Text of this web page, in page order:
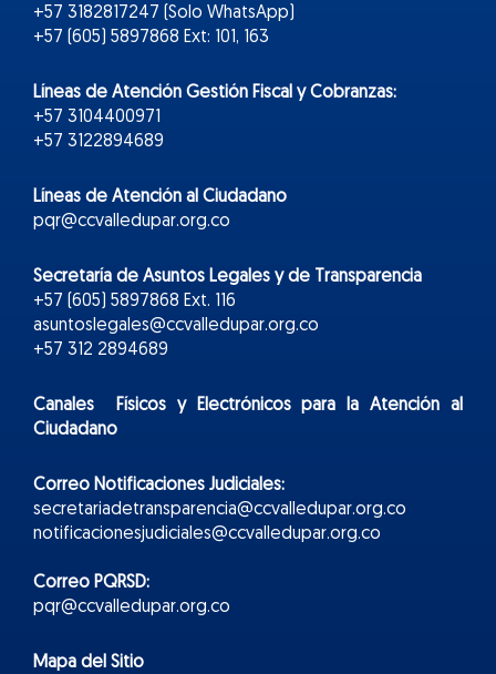
+57 3182817247 (Solo WhatsApp)
+57 (605) 5897868 Ext: 101, 163
Líneas de Atención Gestión Fiscal y Cobranzas:
+57 3104400971
+57 3122894689
Líneas de Atención al Ciudadano
pqr@ccvalledupar.org.co
Secretaría de Asuntos Legales y de Transparencia
+57 (605) 5897868 Ext. 116
asuntoslegales@ccvalledupar.org.co
+57 312 2894689
Canales Físicos yElectrónicospara la Atención al
Ciudadano
Correo Notificaciones Judiciales:
secretariadetransparencia@ccvalledupar.org.co
notificacionesjudiciales@ccvalledupar.org.co
Correo PQRSD:
pqr@ccvalledupar.org.co
Mapa del Sitio